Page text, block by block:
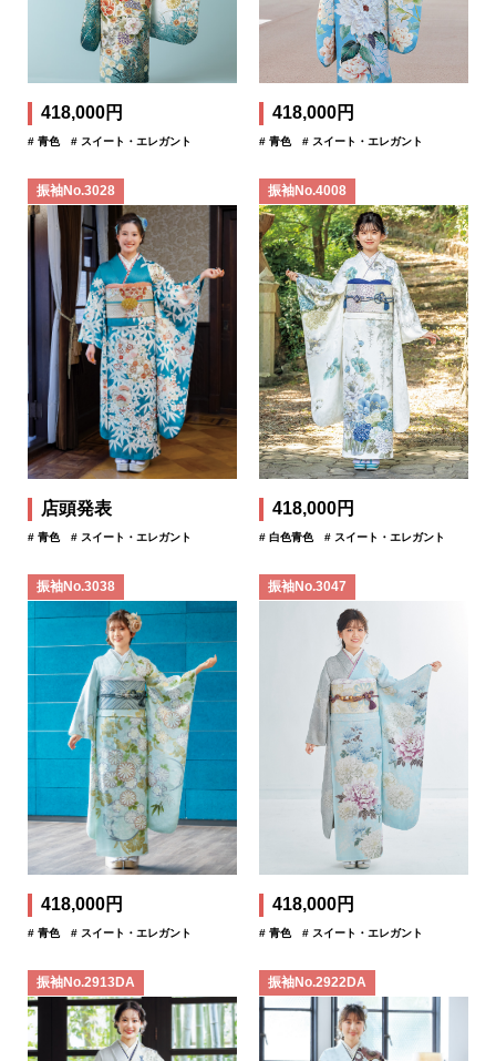
418,000円
# 青色 # スイート・エレガント
418,000円
# 青色 # スイート・エレガント
振袖No.3028
店頭発表
# 青色 # スイート・エレガント
振袖No.4008
418,000円
# 白色青色 # スイート・エレガント
振袖No.3038
418,000円
# 青色 # スイート・エレガント
振袖No.3047
418,000円
# 青色 # スイート・エレガント
振袖No.2913DA 振袖No.2922DA